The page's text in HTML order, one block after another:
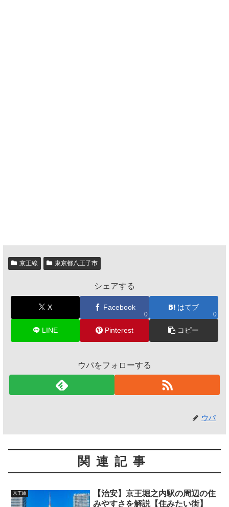
京王線 東京都八王子市
シェアする
X Facebook
0
はてブ
0
LINE Pinterest コピー
ウパをフォローする
ウパ
関連記事
京王線
【治安】京王堀之内駅の周辺の住
みやすさを解説【住みたい街】